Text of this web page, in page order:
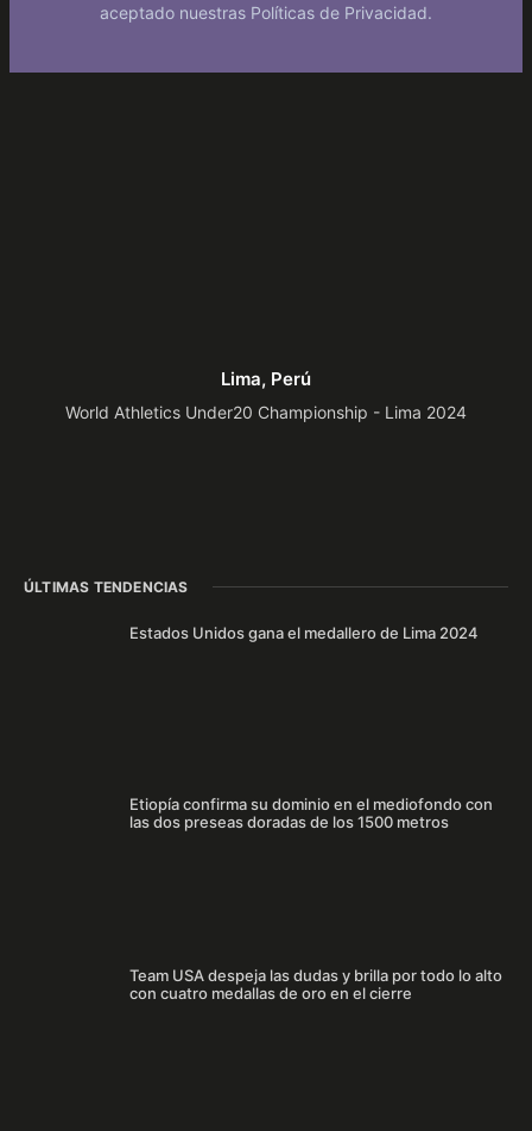
aceptado nuestras Políticas de Privacidad.
Lima, Perú
World Athletics Under20 Championship - Lima 2024
ÚLTIMAS TENDENCIAS
Estados Unidos gana el medallero de Lima 2024
Etiopía confirma su dominio en el mediofondo con
las dos preseas doradas de los 1500 metros
Team USA despeja las dudas y brilla por todo lo alto
con cuatro medallas de oro en el cierre